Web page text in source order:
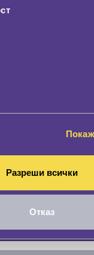
Разреши всички
Отказ
при 100
Покажи гуми